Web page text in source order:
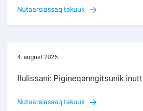
Nutaarsiassaq takuuk
4. august 2026
Ilulissani: Pigineqanngitsunik
Nutaarsiassaq takuuk